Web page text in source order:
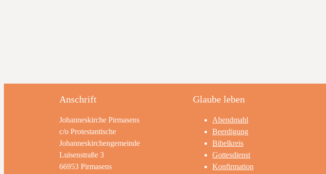
Anschrift
Johanneskirche Pirmasens
c/o Protestantische
Johanneskirchengemeinde
Luisenstraße 3
66953 Pirmasens
Glaube leben
Abendmahl
Beerdigung
Bibelkreis
Gottesdienst
Konfirmation